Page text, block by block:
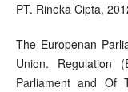
PT. Rineka Cipta,
The Europenan
Union. Regulation
Parliament and Of